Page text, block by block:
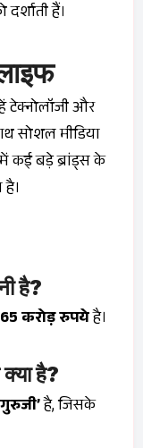
हैं।
टेक्नोलॉजी और
सोशल मीडिया
कई बड़े ब्रांड्स के
है?
करोड़ रुपयेहै।
है?
है, जिसके